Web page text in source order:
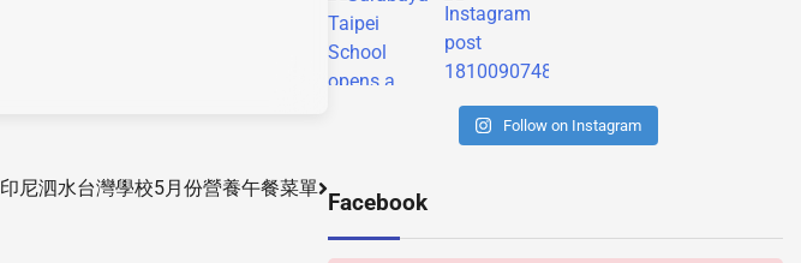
印尼泗水台灣學校5月份營養午餐菜單
Follow on Instagram
Facebook